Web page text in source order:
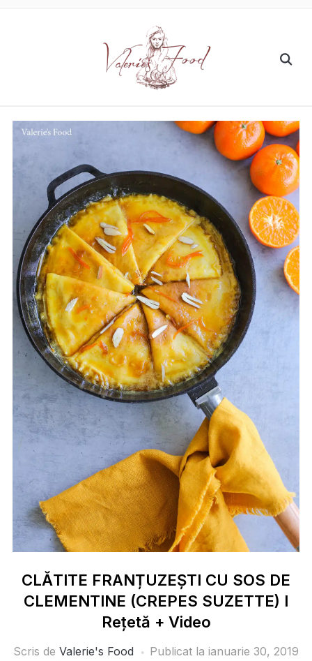
CLĂTITE FRANȚUZEȘTI CU SOS DE
CLEMENTINE (CREPES SUZETTE) I
Rețetă + Video
Scris de Valerie's Food Publicat la ianuarie 30, 2019